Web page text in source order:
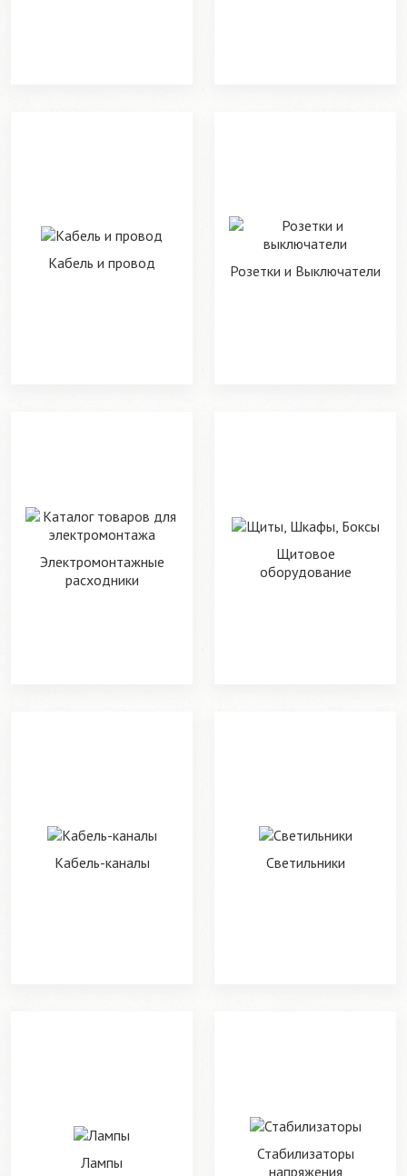
Кабель и провод Розетки и Выключатели
Электромонтажные
расходники
Щитовое
оборудование
Кабель-каналы Светильники
Лампы
Стабилизаторы
напряжения